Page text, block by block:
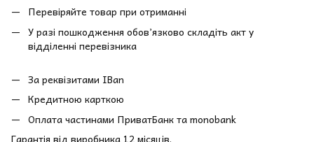
Перевіряйте товар при отриманні
У разі пошкодження обов’язково складіть акт у
відділенні перевізника
За реквізитами IBan
Кредитною карткою
Оплата частинами ПриватБанк та monobank
Гарантія від виробника 12 місяців.